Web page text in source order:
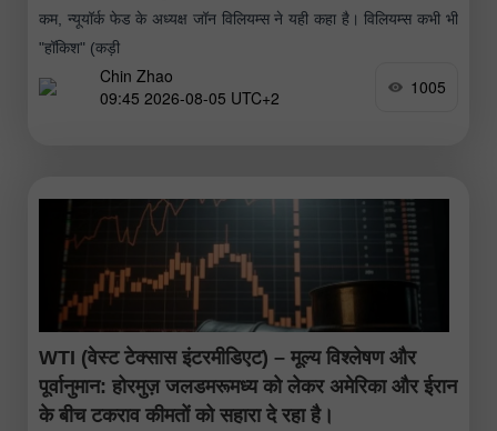
कम, न्यूयॉर्क फेड के अध्यक्ष जॉन विलियम्स ने यही कहा है। विलियम्स कभी भी
"हॉकिश" (कड़ी
Chin Zhao
09:45 2026-08-05 UTC+2
1005
WTI (वेस्ट टेक्सास इंटरमीडिएट) – मूल्य विश्लेषण और
पूर्वानुमान: होरमुज़ जलडमरूमध्य को लेकर अमेरिका और ईरान
के बीच टकराव कीमतों को सहारा दे रहा है।